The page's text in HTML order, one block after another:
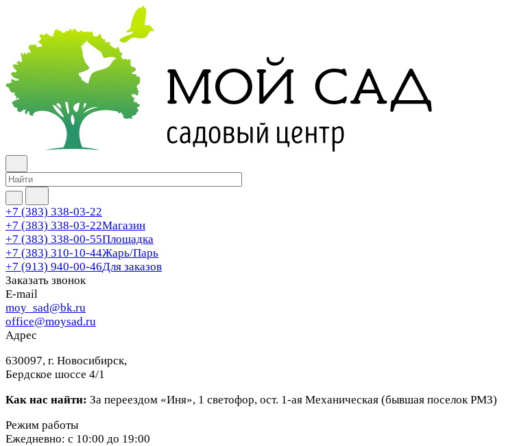
+7 (383) 338-03-22
+7 (383) 338-03-22Магазин
+7 (383) 338-00-55Площадка
+7 (383) 310-10-44Жарь/Парь
+7 (913) 940-00-46Для заказов
Заказать звонок
E-mail
moy_sad@bk.ru
office@moysad.ru
Адрес
630097, г. Новосибирск,
Бердское шоссе 4/1
Как нас найти: За переездом «Иня», 1 светофор, ост. 1-ая Механическая (бывшая поселок РМЗ)
Режим работы
Ежедневно: с 10:00 до 19:00